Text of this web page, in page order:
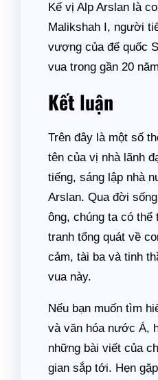
Kế vị Alp Arslan là
Malikshah I, người
vượng của đế quốc
vua trong gần 20
Kết luận
Trên đây là một số
tên của vị nhà lãnh
tiếng, sáng lập nhà
Arslan. Qua đời
ông, chúng ta có
tranh tổng quát về
cảm, tài ba và tinh
vua này.
Nếu bạn muốn tìm
và văn hóa nước Á,
những bài viết của
gian sắp tới. Hẹn